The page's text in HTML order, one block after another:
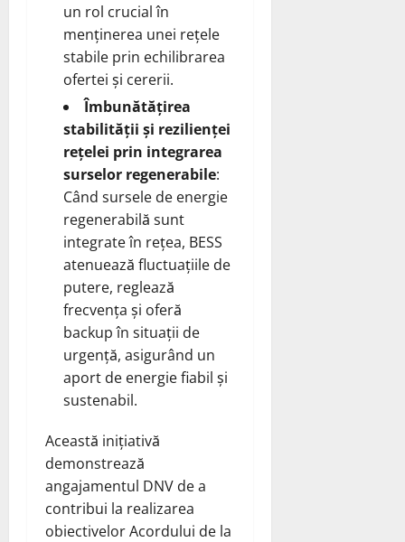
un rol crucial în
menținerea unei rețele
stabile prin echilibrarea
ofertei și cererii.
Îmbunătățirea
stabilității și rezilienței
rețelei prin integrarea
surselor regenerabile:
Când sursele de energie
regenerabilă sunt
integrate în rețea, BESS
atenuează fluctuațiile de
putere, reglează
frecvența și oferă
backup în situații de
urgență, asigurând un
aport de energie fiabil și
sustenabil.
Această inițiativă
demonstrează
angajamentul DNV de a
contribui la realizarea
obiectivelor Acordului de la